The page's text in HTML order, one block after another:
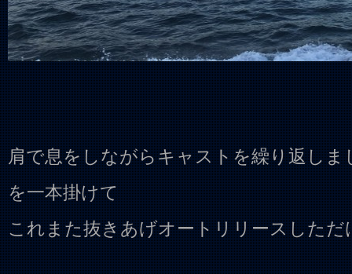
肩で息をしながらキャストを繰り返し
を一本掛けて
これまた抜きあげオートリリースした